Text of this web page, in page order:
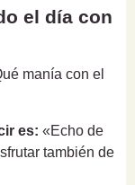
el día con
manía con el
es: «Echo de
también de